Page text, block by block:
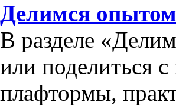
Делимся
В разделе
или поделиться
плафтормы,